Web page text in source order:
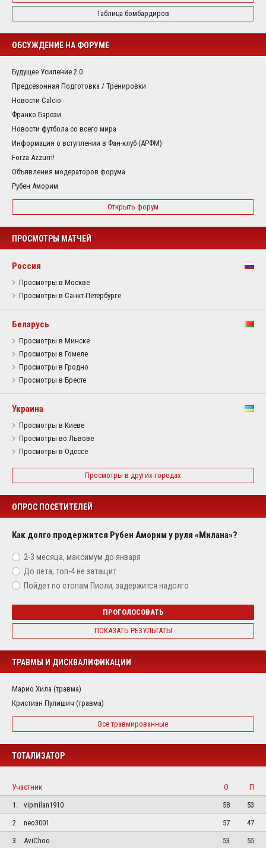
Таблица бомбардиров
ОБСУЖДЕНИЕ НА ФОРУМЕ
Будущее Усиление 2.0
Предсезонная Подготовка / Тренировки
Новости Calcio
Франко Барези
Новости футбола со всего мира
Информация о вступлении в Фан-клуб (АРФМ)
Forza Azzurri!
Объявления модераторов форума
Рубен Аморим
Открыть форум
ПРОСМОТРЫ МАТЧЕЙ
Россия
Просмотры в Москве
Просмотры в Санкт-Петербурге
Беларусь
Просмотры в Минске
Просмотры в Гомеле
Просмотры в Гродно
Просмотры в Бресте
Украина
Просмотры в Киеве
Просмотры во Львове
Просмотры в Одессе
Просмотры в других городах
ОПРОС ПОСЕТИТЕЛЕЙ
Как долго продержится Рубен Аморим у руля «Милана»?
2-3 месяца, максимум до января
До лета, топ-4 не затащит
Пойдет по стопам Пиоли, задержится надолго
ПРОГОЛОСОВАТЬ
ПОКАЗАТЬ РЕЗУЛЬТАТЫ
ТРАВМЫ И ДИСКВАЛИФИКАЦИИ
Марио Хила (травма)
Кристиан Пулишич (травма)
Все травмированные
ТОТАЛИЗАТОР
Участник О
П
1.
vipmilan1910 58
53
2.
neo3001 57
47
3.
AviChoo 53 55